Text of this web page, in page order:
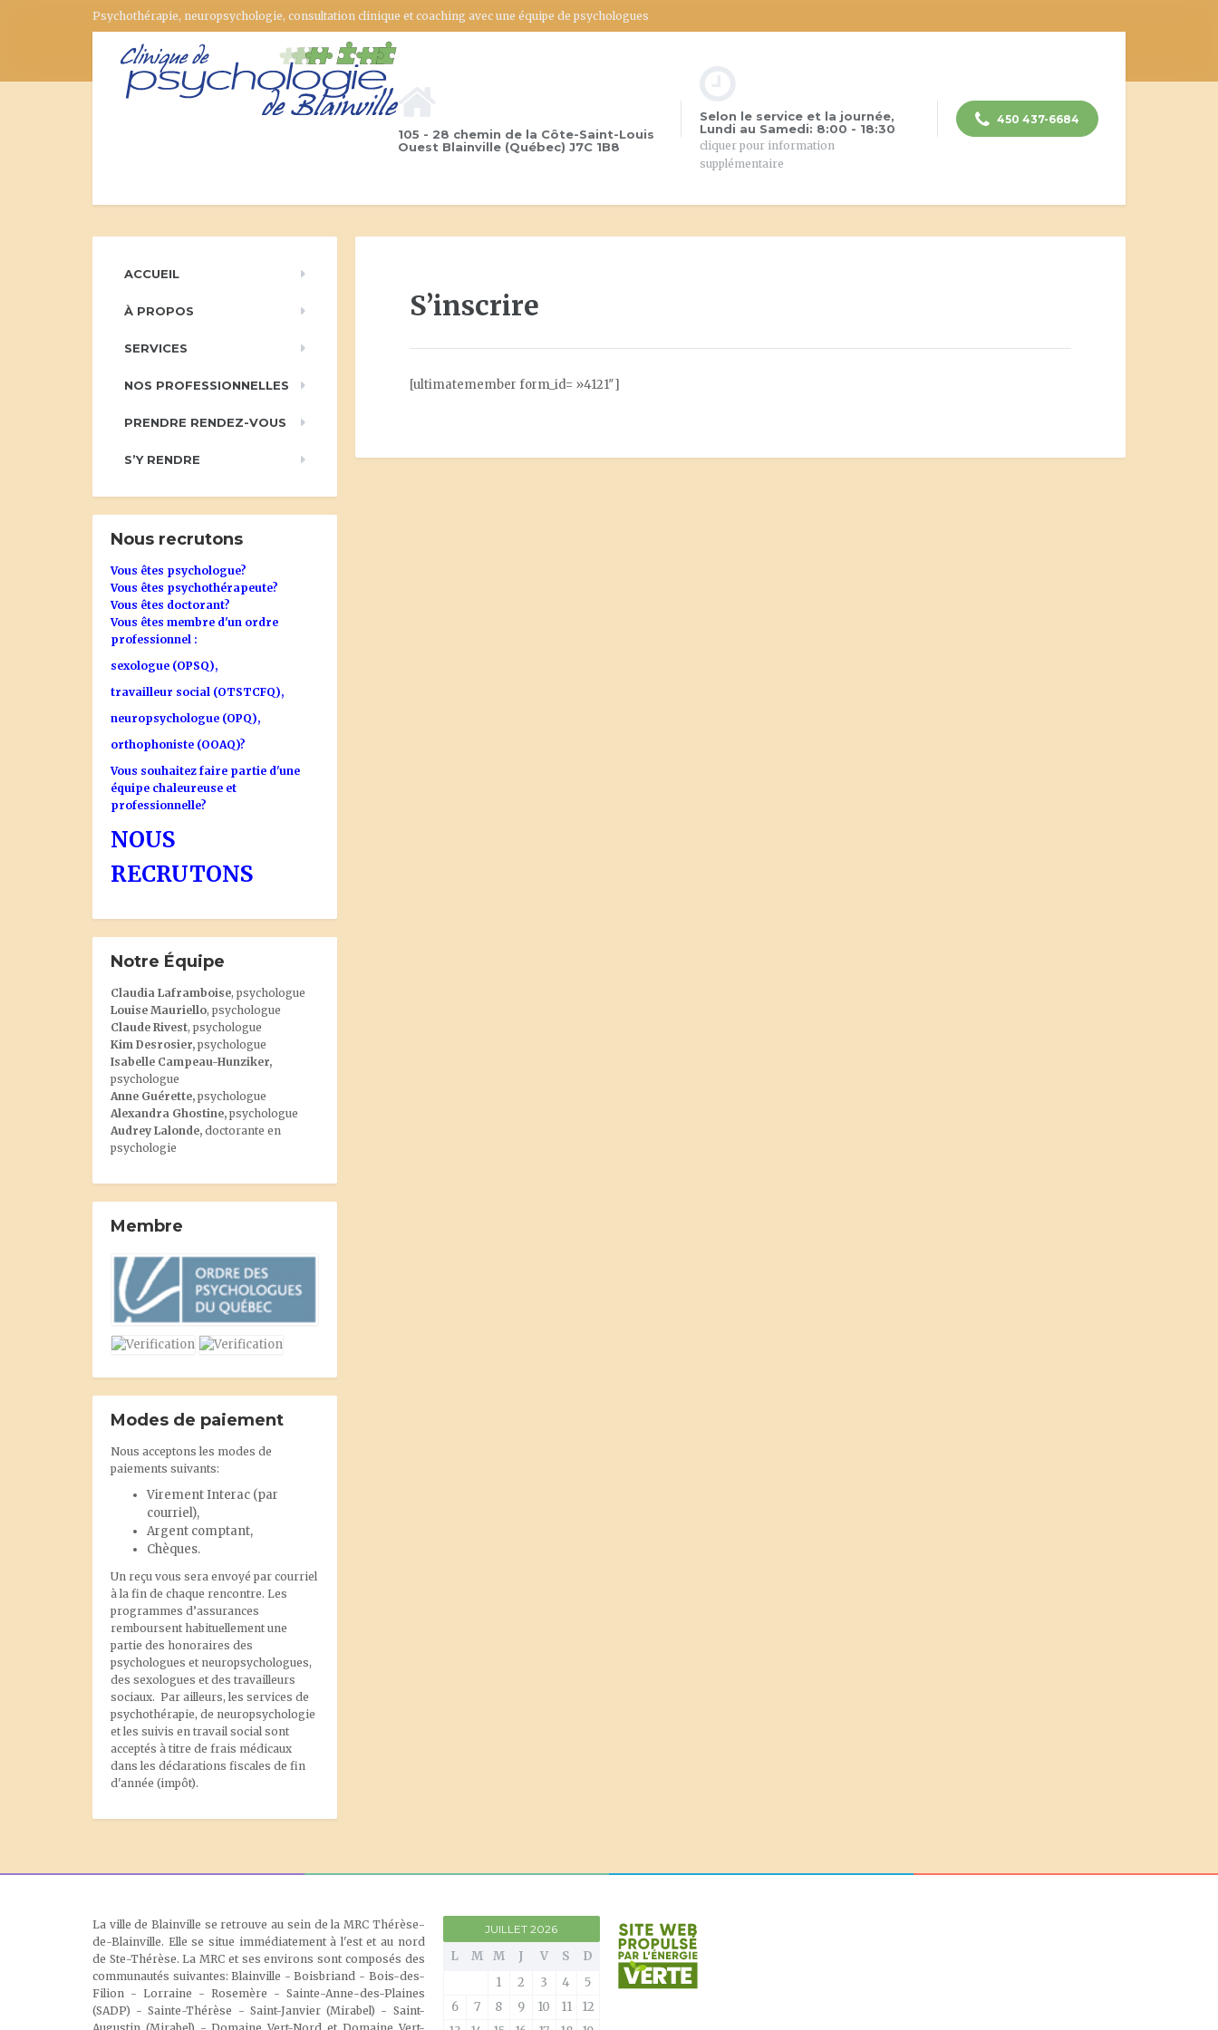
Psychothérapie, neuropsychologie, consultation clinique et coaching avec une équipe de psychologues
105 - 28 chemin de la Côte-Saint-Louis
Ouest Blainville (Québec) J7C 1B8
Selon le service et la journée,
Lundi au Samedi: 8:00 - 18:30
cliquer pour information
supplémentaire
450 437-6684
S’inscrire
[ultimatemember form_id= »4121″]
ACCUEIL
À PROPOS
SERVICES
NOS PROFESSIONNELLES
PRENDRE RENDEZ-VOUS
S’Y RENDRE
Nous recrutons
Vous êtes psychologue?
Vous êtes psychothérapeute?
Vous êtes doctorant?
Vous êtes membre d'un ordre
professionnel :
sexologue (OPSQ),
travailleur social (OTSTCFQ),
neuropsychologue (OPQ),
orthophoniste (OOAQ)?
Vous souhaitez faire partie d'une
équipe chaleureuse et
professionnelle?
NOUS
RECRUTONS
Notre Équipe
Claudia Laframboise, psychologue
Louise Mauriello, psychologue
Claude Rivest, psychologue
Kim Desrosier, psychologue
Isabelle Campeau-Hunziker,
psychologue
Anne Guérette, psychologue
Alexandra Ghostine, psychologue
Audrey Lalonde, doctorante en
psychologie
Membre
Modes de paiement
Nous acceptons les modes de
paiements suivants:
Virement Interac (par
courriel),
Argent comptant,
Chèques.
Un reçu vous sera envoyé par courriel
à la fin de chaque rencontre. Les
programmes d’assurances
remboursent habituellement une
partie des honoraires des
psychologues et neuropsychologues,
des sexologues et des travailleurs
sociaux. Par ailleurs, les services de
psychothérapie, de neuropsychologie
et les suivis en travail social sont
acceptés à titre de frais médicaux
dans les déclarations fiscales de fin
d'année (impôt).
La ville de Blainville se retrouve au sein de la MRC Thérèse-
de-Blainville. Elle se situe immédiatement à l'est et au nord
de Ste-Thérèse. La MRC et ses environs sont composés des
communautés suivantes: Blainville - Boisbriand - Bois-des-
Filion - Lorraine - Rosemère - Sainte-Anne-des-Plaines
(SADP) - Sainte-Thérèse - Saint-Janvier (Mirabel) - Saint-
JUILLET 2026
L M M J V S
D
1
2 3 4
5
6
7 8 9 10 11
12